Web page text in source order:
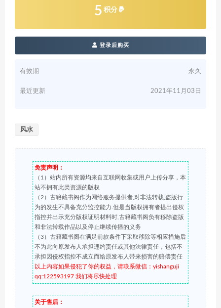
5 积分
登录后购买
有效期 永久
最近更新 2021年11月03日
风水
免责声明：
（1）站内所有资源均来自互联网收集或用户上传分享，本
站不拥有此类资源的版权
（2）古籍藏书阁作为网络服务提供者,对非法转载,盗版行
为的发生不具备充分监控能力.但是当版权拥有者提出侵权
指控并出示充分版权证明材料时,古籍藏书阁负有移除盗版
和非法转载作品以及停止继续传播的义务
（3）古籍藏书阁在满足前款条件下采取移除等相应措施后
不为此向原发布人承担违约责任或其他法律责任，包括不
承担因侵权指控不成立而给原发布人带来损害的赔偿责任
以上内容如果侵犯了你的权益，请联系微信：yishanguji
qq:122593197 我们将尽快处理
关于售后：